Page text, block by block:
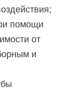
помощи
от
и